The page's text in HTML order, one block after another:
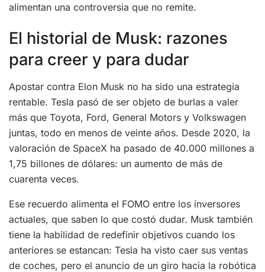
alimentan una controversia que no remite.
El historial de Musk: razones
para creer y para dudar
Apostar contra Elon Musk no ha sido una estrategia
rentable. Tesla pasó de ser objeto de burlas a valer
más que Toyota, Ford, General Motors y Volkswagen
juntas, todo en menos de veinte años. Desde 2020, la
valoración de SpaceX ha pasado de 40.000 millones a
1,75 billones de dólares: un aumento de más de
cuarenta veces.
Ese recuerdo alimenta el FOMO entre los inversores
actuales, que saben lo que costó dudar. Musk también
tiene la habilidad de redefinir objetivos cuando los
anteriores se estancan: Tesla ha visto caer sus ventas
de coches, pero el anuncio de un giro hacia la robótica